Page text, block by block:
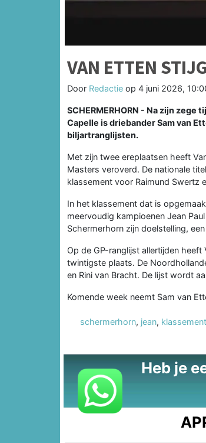
VAN ETTEN
Door Redactie op 4 juni 2026,
SCHERMERHORN - Na zijn
Capelle is driebander Sam van
biljartranglijsten.
Met zijn twee ereplaatsen heeft
Masters veroverd. De nationale
klassement voor Raimund Swertz
In het klassement dat is
meervoudig kampioenen Jean
Schermerhorn zijn doelstelling,
Op de GP-ranglijst allertijden
twintigste plaats. De
en Rini van Bracht. De lijst wordt
Komende week neemt Sam van
schermerhorn, jean, klassement
Heb je